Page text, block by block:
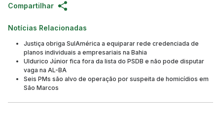
Compartilhar
Notícias Relacionadas
Justiça obriga SulAmérica a equiparar rede credenciada de
planos individuais a empresariais na Bahia
Uldurico Júnior fica fora da lista do PSDB e não pode disputar
vaga na AL-BA
Seis PMs são alvo de operação por suspeita de homicídios em
São Marcos